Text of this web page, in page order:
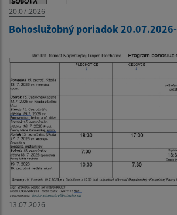
20.07.2026
Bohoslužobný poriadok
13.07.2026